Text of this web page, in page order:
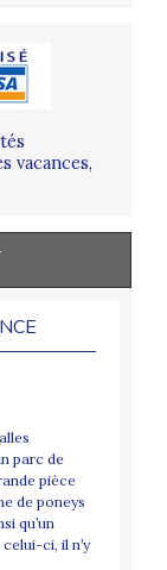
vacances,
parc de
pièce
de poneys
qu’un
ci, il n’y